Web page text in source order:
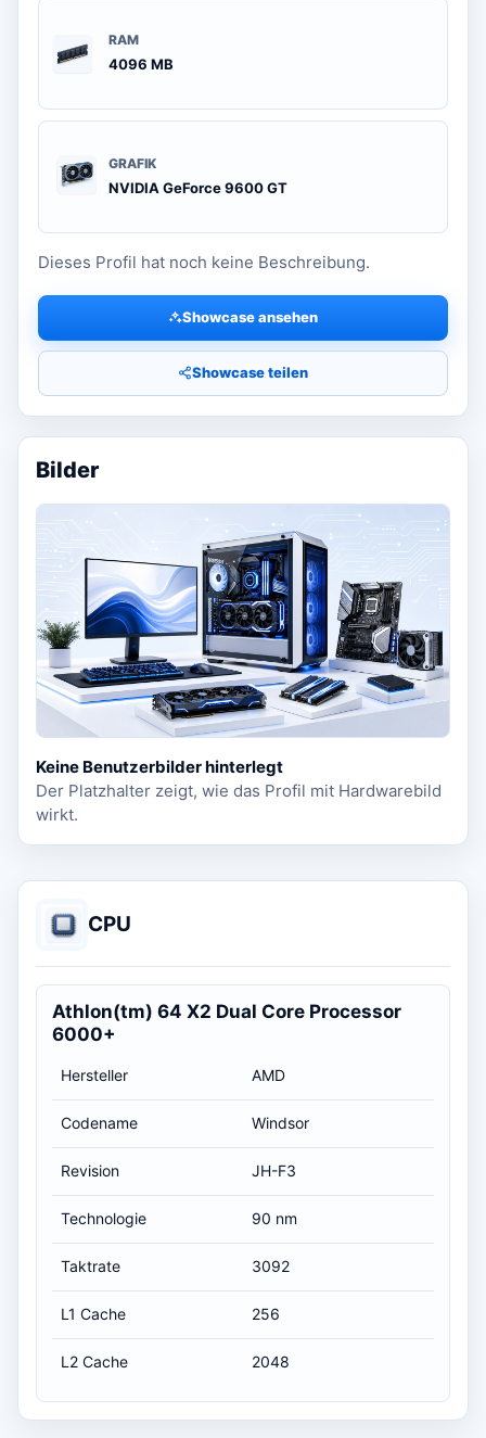
RAM
4096 MB
GRAFIK
NVIDIA GeForce 9600 GT
Dieses Profil hat noch keine Beschreibung.
Showcase ansehen
Showcase teilen
Bilder
Keine Benutzerbilder hinterlegt
Der Platzhalter zeigt, wie das Profil mit Hardwarebild
wirkt.
CPU
Athlon(tm) 64 X2 Dual Core Processor
6000+
Hersteller AMD
Codename Windsor
Revision JH-F3
Technologie 90 nm
Taktrate 3092
L1 Cache 256
L2 Cache 2048